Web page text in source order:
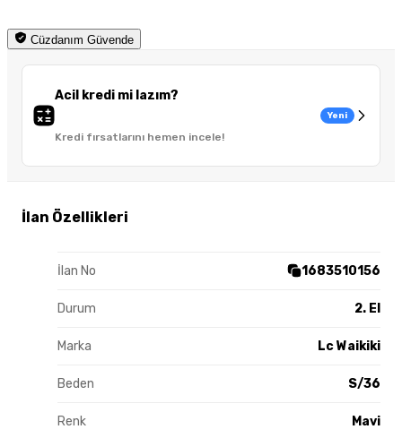
Cüzdanım Güvende
Acil kredi mi lazım?
Kredi fırsatlarını hemen incele!
Yeni
İlan Özellikleri
İlan No 1683510156
Durum 2. El
Marka Lc Waikiki
Beden S/36
Renk Mavi